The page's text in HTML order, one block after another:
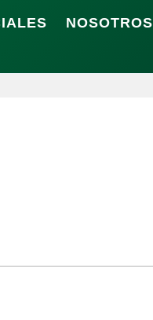
NOSOTROS